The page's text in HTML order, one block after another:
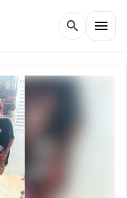
search menu